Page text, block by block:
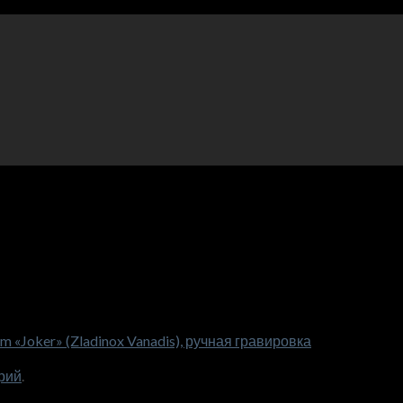
«Joker» (Zladinox Vanadis), ручная гравировка
.